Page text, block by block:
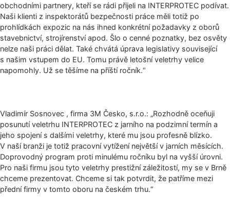
obchodními partnery, kteří se rádi přijeli na INTERPROTEC podívat.
Naši klienti z inspektorátů bezpečnosti práce měli totiž po
prohlídkách expozic na nás ihned konkrétní požadavky z oborů
stavebnictví, strojírenství apod. Šlo o cenné poznatky, bez osvěty
nelze naši práci dělat. Také chvátá úprava legislativy související
s našim vstupem do EU. Tomu právě letošní veletrhy velice
napomohly. Už se těšíme na příští ročník.“
Vladimír Sosnovec , firma 3M Česko, s.r.o.: „Rozhodně oceňuji
posunutí veletrhu INTERPROTEC z jarního na podzimní termín a
jeho spojení s dalšími veletrhy, které mu jsou profesně blízko.
V naší branži je totiž pracovní vytížení největší v jarních měsících.
Doprovodný program proti minulému ročníku byl na vyšší úrovni.
Pro naši firmu jsou tyto veletrhy prestižní záležitostí, my se v Brně
chceme prezentovat. Chceme si tak potvrdit, že patříme mezi
přední firmy v tomto oboru na českém trhu.“